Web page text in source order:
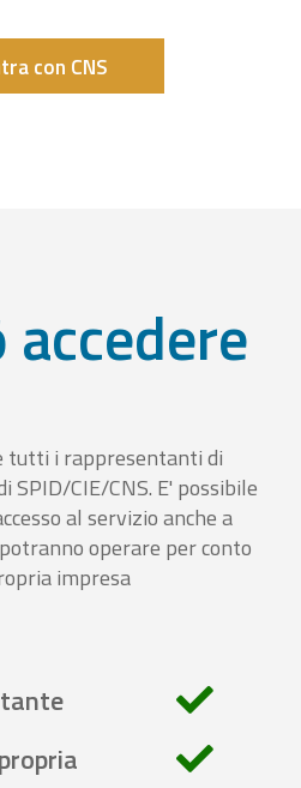
con CNS
accedere
tutti i rappresentanti di
SPID/CIE/CNS. E' possibile
al servizio anche a
operare per conto
impresa